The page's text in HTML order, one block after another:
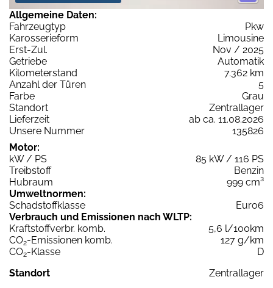
Allgemeine Daten:
Fahrzeugtyp
Pkw
Karosserieform
Limousine
Erst-Zul.
Nov / 2025
Getriebe
Automatik
Kilometerstand
7.362 km
Anzahl der Türen
5
Farbe
Grau
Standort
Zentrallager
Lieferzeit
ab ca. 11.08.2026
Unsere Nummer
135826
Motor:
kW / PS
85 kW / 116 PS
Treibstoff
Benzin
Hubraum
999 cm³
Umweltnormen:
Schadstoffklasse
Euro6
Verbrauch und Emissionen nach WLTP:
Kraftstoffverbr. komb.
5,6 l/100km
CO2-Emissionen komb.
127 g/km
CO2-Klasse
D
Standort
Zentrallager